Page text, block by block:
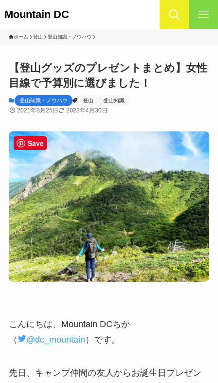
Mountain DC
ホーム 登山 登山知識・ノウハウ
【登山グッズのプレゼントまとめ】女性
目線で予算別に選びました！
登山知識・ノウハウ 登山 登山知識
2021年3月25日 2023年4月30日
こんにちは、Mountain DCちか
（
@dc_mountain ）です。
先日、キャンプ仲間の友人からお誕生日プレゼン
Save